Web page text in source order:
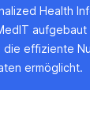
Health
aufgebaut
die effiziente
ermöglicht.